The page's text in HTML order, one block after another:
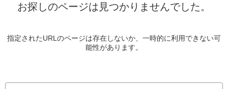
お探しのページは見つかりませんでした。
指定されたURLのページは存在しないか、一時的に利用できない可
能性があります。